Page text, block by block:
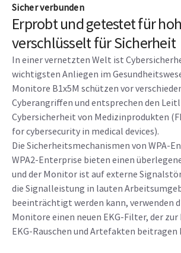
Sicher verbunden
Erprobt und getestet für
verschlüsselt für Sicherheit
In einer vernetzten Welt ist
wichtigsten Anliegen im
Monitore B1x5M schützen vor
Cyberangriffen und entsprechen den
Cybersicherheit von Medizinprodukten
for cybersecurity in medical devices).
Die Sicherheitsmechanismen von WPA-
WPA2-Enterprise bieten einen
und der Monitor ist auf externe
die Signalleistung in lauten
beeinträchtigt werden kann, verwenden
Monitore einen neuen EKG-Filter, der zur
EKG-Rauschen und Artefakten beitragen